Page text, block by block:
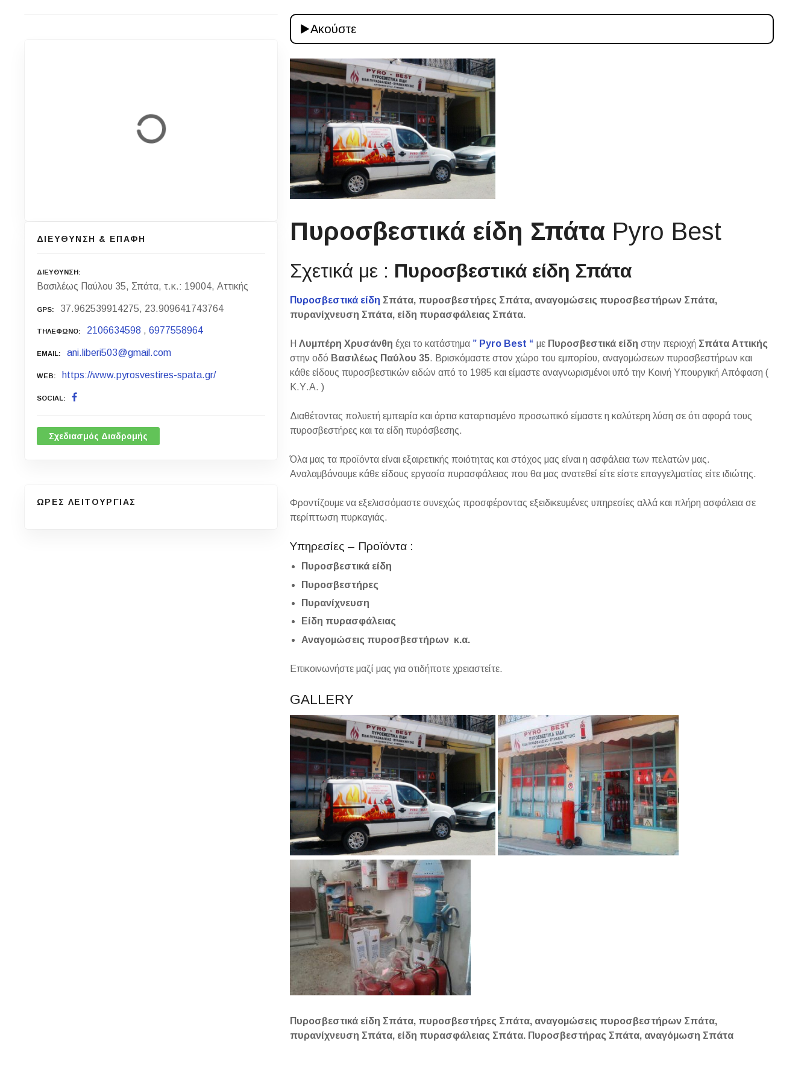
ΔΙΕΥΘΥΝΣΗ & ΕΠΑΦΗ
ΔΙΕΥΘΥΝΣΗ
Βασιλέως Παύλου 35, Σπάτα, τ.κ.: 19004, Αττικής
GPS 37.962539914275, 23.909641743764
ΤΗΛΕΦΩΝΟ 2106634598 , 6977558964
EMAIL ani.liberi503@gmail.com
WEB https://www.pyrosvestires-spata.gr/
SOCIAL
Σχεδιασμός Διαδρομής
ΩΡΕΣ ΛΕΙΤΟΥΡΓΙΑΣ
Ακούστε
Πυροσβεστικά είδη Σπάτα Pyro Best
Σχετικά με : Πυροσβεστικά είδη Σπάτα
Πυροσβεστικά είδη Σπάτα, πυροσβεστήρες Σπάτα, αναγομώσεις πυροσβεστήρων Σπάτα,
πυρανίχνευση Σπάτα, είδη πυρασφάλειας Σπάτα.
ΗΛυμπέρη Χρυσάνθη έχει το κατάστημα ” Pyro Best “ με Πυροσβεστικά είδη στην περιοχή Σπάτα Αττικής
στην οδό Βασιλέως Παύλου 35. Βρισκόμαστε στον χώρο του εμπορίου, αναγομώσεων πυροσβεστήρων και
κάθε είδους πυροσβεστικών ειδών από το 1985 και είμαστε αναγνωρισμένοι υπό την Κοινή Υπουργική Απόφαση (
Κ.Υ.Α. )
Διαθέτοντας πολυετή εμπειρία και άρτια καταρτισμένο προσωπικό είμαστε η καλύτερη λύση σε ότι αφορά τους
πυροσβεστήρες και τα είδη πυρόσβεσης.
Όλα μας τα προϊόντα είναι εξαιρετικής ποιότητας και στόχος μας είναι η ασφάλεια των πελατών μας.
Αναλαμβάνουμε κάθε είδους εργασία πυρασφάλειας που θα μας ανατεθεί είτε είστε επαγγελματίας είτε ιδιώτης.
Φροντίζουμε να εξελισσόμαστε συνεχώς προσφέροντας εξειδικευμένες υπηρεσίες αλλά και πλήρη ασφάλεια σε
περίπτωση πυρκαγιάς.
Υπηρεσίες – Προϊόντα :
Πυροσβεστικά είδη
Πυροσβεστήρες
Πυρανίχνευση
Είδη πυρασφάλειας
Αναγομώσεις πυροσβεστήρων κ.α.
Επικοινωνήστε μαζί μας για οτιδήποτε χρειαστείτε.
GALLERY
Πυροσβεστικά είδη Σπάτα, πυροσβεστήρες Σπάτα, αναγομώσεις πυροσβεστήρων Σπάτα,
πυρανίχνευση Σπάτα, είδη πυρασφάλειας Σπάτα. Πυροσβεστήρας Σπάτα, αναγόμωση Σπάτα